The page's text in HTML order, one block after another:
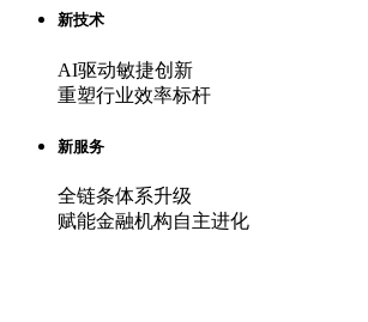
新技术
AI驱动敏捷创新
重塑行业效率标杆
新服务
全链条体系升级
赋能金融机构自主进化